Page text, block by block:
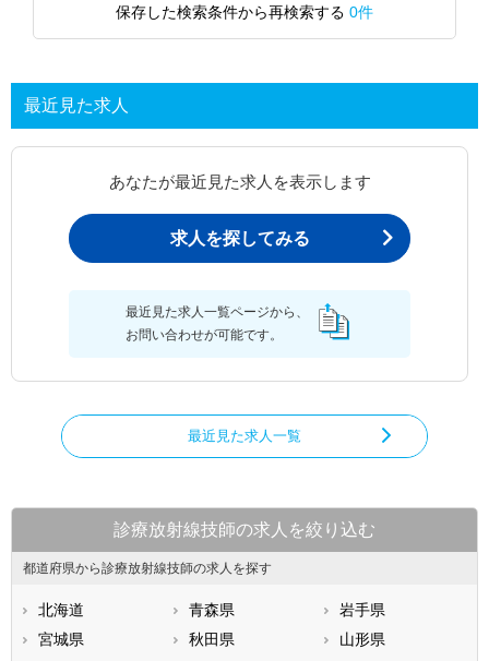
保存した検索条件から再検索する 0件
最近見た求人
あなたが最近見た求人を表示します
求人を探してみる
最近見た求人一覧ページから、
お問い合わせが可能です。
最近見た求人一覧
診療放射線技師の求人を絞り込む
都道府県から診療放射線技師の求人を探す
北海道 青森県
岩手県
宮城県
秋田県
山形県